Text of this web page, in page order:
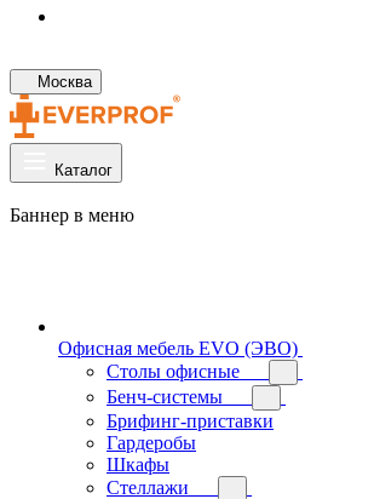
Москва
Каталог
Баннер в меню
Офисная мебель EVO (ЭВО)
Cтолы офисные
Бенч-системы
Брифинг-приставки
Гардеробы
Шкафы
Стеллажи